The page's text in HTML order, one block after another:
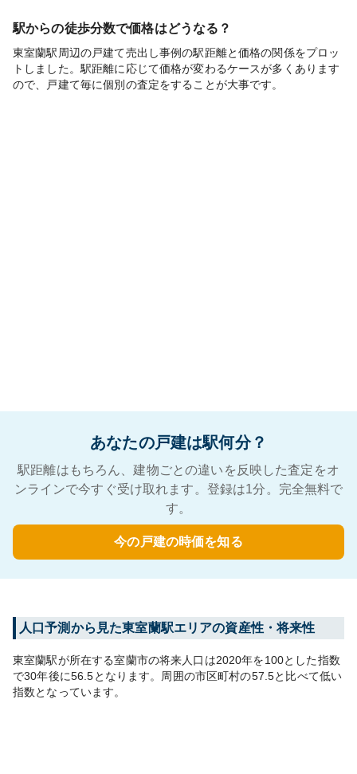
駅からの徒歩分数で価格はどうなる？
東室蘭駅周辺の戸建て売出し事例の駅距離と価格の関係をプロッ
トしました。駅距離に応じて価格が変わるケースが多くあります
ので、戸建て毎に個別の査定をすることが大事です。
あなたの戸建は駅何分？
駅距離はもちろん、建物ごとの違いを反映した査定をオ
ンラインで今すぐ受け取れます。登録は1分。完全無料で
す。
今の戸建の時価を知る
人口予測から見た東室蘭駅エリアの資産性・将来性
東室蘭駅が所在する室蘭市の将来人口は2020年を100とした指数
で30年後に56.5となります。 周囲の市区町村の57.5と比べて低い
指数となっています。